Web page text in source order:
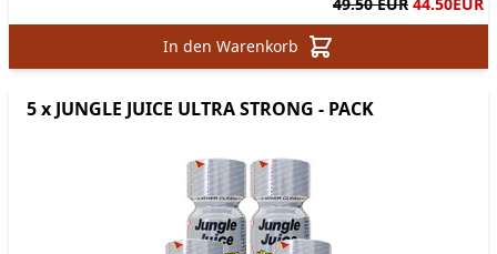
In den Warenkorb
5 x JUNGLE JUICE ULTRA STRONG - PACK